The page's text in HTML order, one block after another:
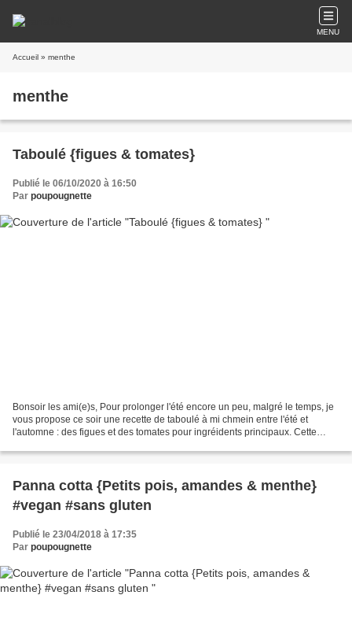
MENU
Accueil » menthe
menthe
Taboulé {figues & tomates}
Publié le 06/10/2020 à 16:50
Par poupougnette
Bonsoir les ami(e)s, Pour prolonger l'été encore un peu, malgré le temps, je
vous propose ce soir une recette de taboulé à mi chmein entre l'été et
l'automne : des figues et des tomates pour ingréidents principaux. Cette
Panna cotta {Petits pois, amandes & menthe}
#vegan #sans gluten
Publié le 23/04/2018 à 17:35
Par poupougnette